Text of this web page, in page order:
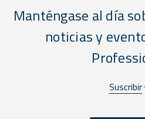
Manténgase al día
noticias y
Suscribir